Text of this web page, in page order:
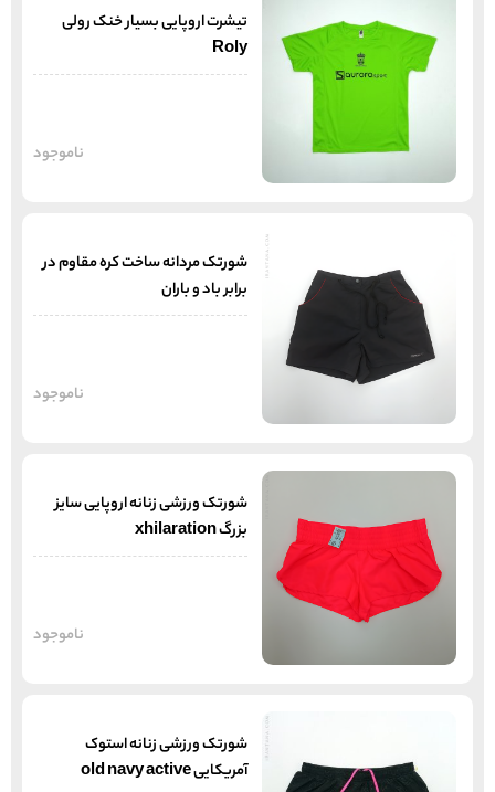
تیشرت اروپایی بسیار خنک رولی
Roly
ناموجود
شورتک مردانه ساخت کره مقاوم در
برابر باد و باران
ناموجود
شورتک ورزشی زنانه اروپایی سایز
بزرگ xhilaration
ناموجود
شورتک ورزشی زنانه استوک
آمریکایی old navy active